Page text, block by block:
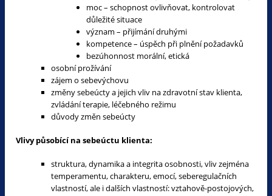
moc – schopnost ovlivňovat, kontrolovat
důležité situace
význam – přijímání druhými
kompetence – úspěch při plnění požadavků
bezúhonnost morální, etická
osobní prožívání
zájem o sebevýchovu
změny sebeúcty a jejich vliv na zdravotní stav klienta,
zvládání terapie, léčebného režimu
důvody změn sebeúcty
Vlivy působící na sebeúctu klienta:
struktura, dynamika a integrita osobnosti, vliv zejména
temperamentu, charakteru, emocí, seberegulačních
vlastností, ale i dalších vlastností: vztahově-postojových,